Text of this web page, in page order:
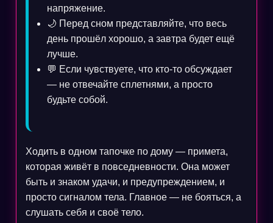
напряжение.
🌙 Перед сном представляйте, что весь
день прошёл хорошо, а завтра будет ещё
лучше.
💬 Если чувствуете, что кто-то обсуждает
— не отвечайте сплетнями, а просто
будьте собой.
Ходить в одном тапочке по дому — примета,
которая живёт в повседневности. Она может
быть и знаком удачи, и предупреждением, и
просто сигналом тела. Главное — не бояться, а
слушать себя и своё тело.